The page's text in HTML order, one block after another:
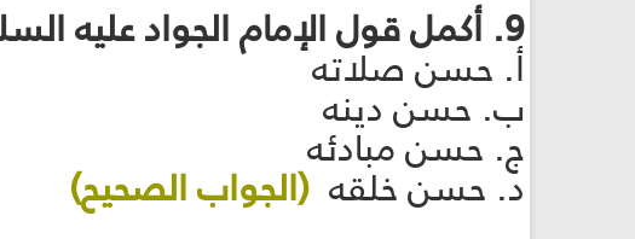
9. أكمل قول الإمام الجواد عليه السلام "عنوان صحيفة المؤمن ..."
أ. حسن صلاته
ب. حسن دينه
ج. حسن مبادئه
د. حسن خلقه (الجواب الصحيح)